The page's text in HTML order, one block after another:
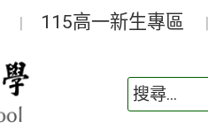
115高一新生專區